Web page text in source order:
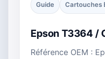
Guide Cartouches
Epson T3364 /
Référence OEM :